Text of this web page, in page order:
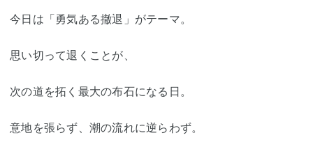
今日は「勇気ある撤退」がテーマ。
思い切って退くことが、
次の道を拓く最大の布石になる日。
意地を張らず、潮の流れに逆らわず。